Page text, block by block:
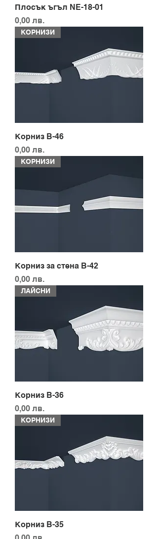
Плосък ъгъл NE-18-01
Цена
0,00 лв.
КОРНИЗИ
Корниз B-46
Цена
0,00 лв.
КОРНИЗИ
Корниз за стена B-42
Цена
0,00 лв.
ЛАЙСНИ
Корниз B-36
Цена
0,00 лв.
КОРНИЗИ
Корниз B-35